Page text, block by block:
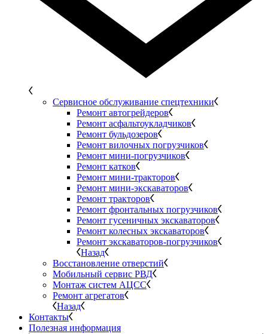
Сервисное обслуживание спецтехники
Ремонт автогрейдеров
Ремонт асфальтоукладчиков
Ремонт бульдозеров
Ремонт вилочных погрузчиков
Ремонт мини-погрузчиков
Ремонт катков
Ремонт мини-тракторов
Ремонт мини-экскаваторов
Ремонт тракторов
Ремонт фронтальных погрузчиков
Ремонт гусеничных экскаваторов
Ремонт колесных экскаваторов
Ремонт экскаваторов-погрузчиков
Назад
Восстановление отверстий
Мобильный сервис РВД
Монтаж систем АЦСС
Ремонт агрегатов
Назад
Контакты
Полезная информация